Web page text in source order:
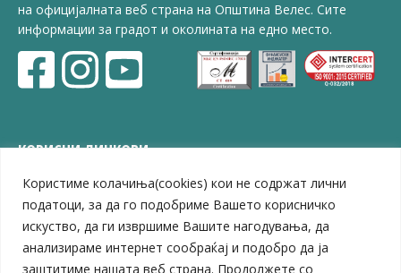
Користиме колачиња(cookies) кои не содржат лични
податоци, за да го подобриме Вашето корисничко
искуство, да ги извршиме Вашите нагодувања, да
анализираме интернет сообраќај и подобро да ја
заштитиме нашата веб страна. Продолжете со
на официјалната веб страна на Општина Велес. Сите
информации за градот и околината на едно место.
КОРИСНИ ЛИНКОВИ
ЗЕЛС – Заедница на единиците на локална самоуправа
Центар за развој на Вардарски плански регион
Јавно комунално претпријатие „Дервен“
ЈПССО „Парк – спорт и паркинзи“
ЛБ „Гоце Делчев“